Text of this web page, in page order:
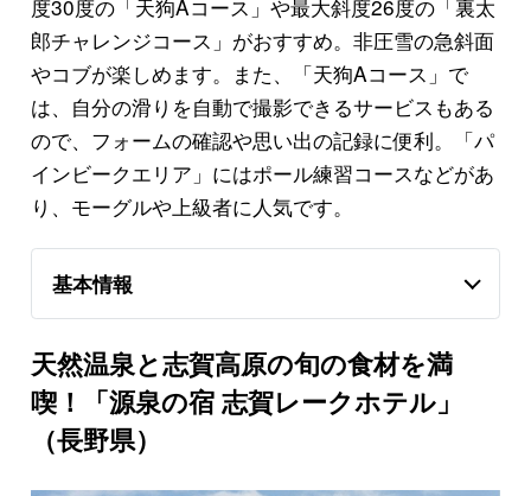
度30度の「天狗Aコース」や最大斜度26度の「裏太
郎チャレンジコース」がおすすめ。非圧雪の急斜面
やコブが楽しめます。また、「天狗Aコース」で
は、自分の滑りを自動で撮影できるサービスもある
ので、フォームの確認や思い出の記録に便利。「パ
インビークエリア」にはポール練習コースなどがあ
り、モーグルや上級者に人気です。
基本情報
天然温泉と志賀高原の旬の食材を満
喫！「源泉の宿 志賀レークホテル」
（長野県）